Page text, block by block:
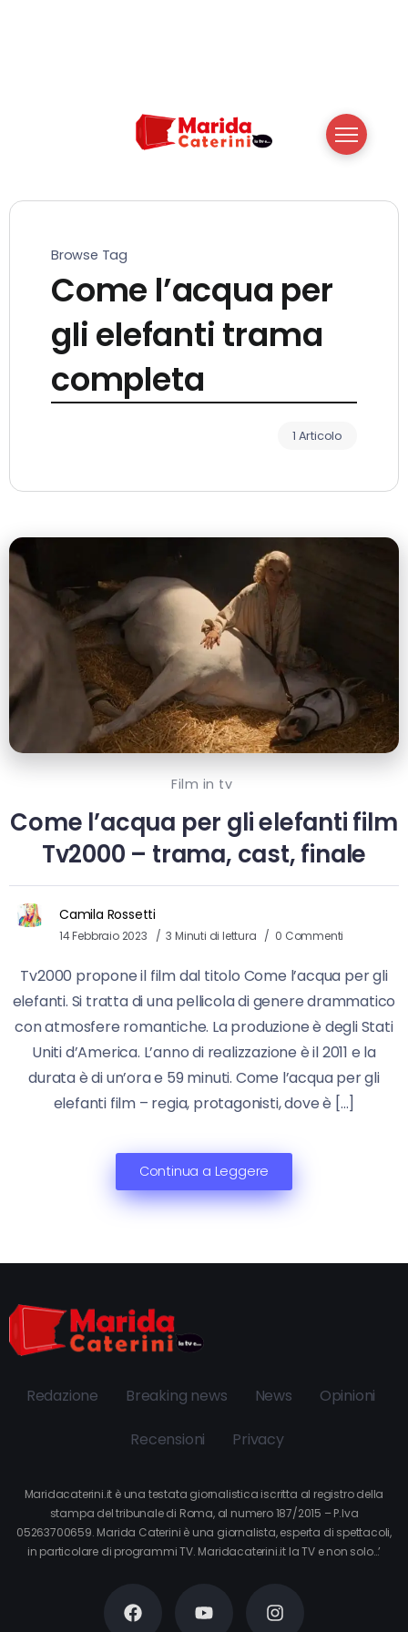
Browse Tag
Come l’acqua per
gli elefanti trama
completa
1 Articolo
Film in tv
Come l’acqua per gli elefanti film
Tv2000 – trama, cast, finale
Camila Rossetti
14 Febbraio 2023 3 Minuti di lettura 0 Commenti
Tv2000 propone il film dal titolo Come l’acqua per gli
elefanti. Si tratta di una pellicola di genere drammatico
con atmosfere romantiche. La produzione è degli Stati
Uniti d’America. L’anno di realizzazione è il 2011 e la
durata è di un’ora e 59 minuti. Come l’acqua per gli
elefanti film – regia, protagonisti, dove è […]
Continua a Leggere
Redazione Breaking news News Opinioni
Recensioni Privacy
Maridacaterini.it è una testata giornalistica iscritta al registro della
stampa del tribunale di Roma, al numero 187/2015 – P.Iva
05263700659. Marida Caterini è una giornalista, esperta di spettacoli,
in particolare di programmi TV. Maridacaterini.it la TV e non solo…’